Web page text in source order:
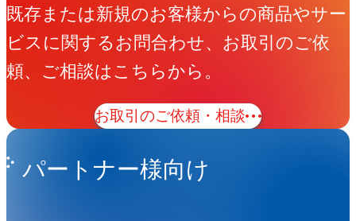
既存または新規のお客様からの商品やサー
ビスに関するお問合わせ、お取引のご依
頼、ご相談はこちらから。
お取引のご依頼・相談
パートナー様向け